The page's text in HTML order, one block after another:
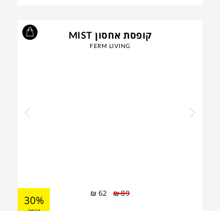
קופסת אחסון MIST
FERM LIVING
₪89
₪ 62
30%